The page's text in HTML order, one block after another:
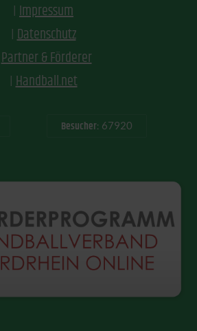
Impressum
Datenschutz
Partner & Förderer
Handball.net
Besucher: 67920